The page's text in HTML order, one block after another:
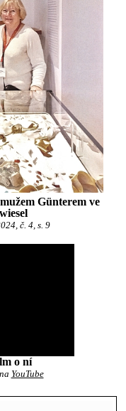
Günterem ve
č. 4, s. 9
o ní
YouTube